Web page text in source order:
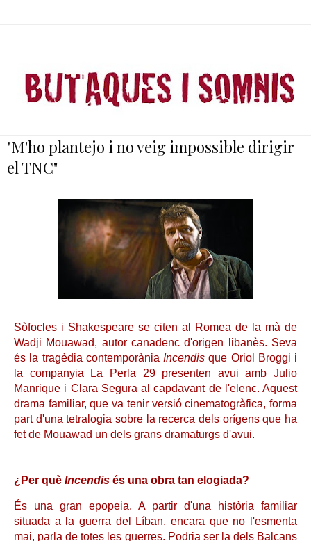
"M'ho plantejo i no veig impossible dirigir
el TNC"
Sòfocles i Shakespeare se citen al Romea de la mà de
Wadji Mouawad, autor canadenc d'origen libanès. Seva
és la tragèdia contemporània Incendis que Oriol Broggi i
la companyia La Perla 29 presenten avui amb Julio
Manrique i Clara Segura al capdavant de l'elenc. Aquest
drama familiar, que va tenir versió cinematogràfica, forma
part d'una tetralogia sobre la recerca dels orígens que ha
fet de Mouawad un dels grans dramaturgs d'avui.
¿Per què Incendis és una obra tan elogiada?
És una gran epopeia. A partir d'una història familiar
situada a la guerra del Líban, encara que no l'esmenta
mai, parla de totes les guerres. Podria ser la dels Balcans